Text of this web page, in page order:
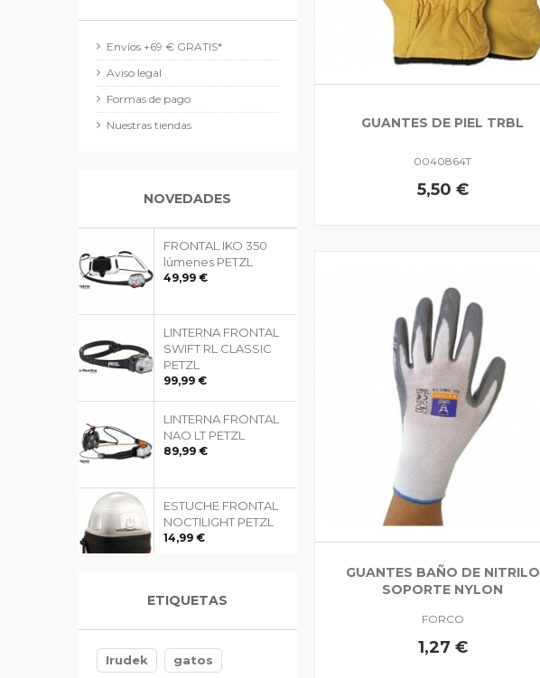
GUANTES DE PIEL TRBL
0040864T
5,50 €
GUANTES BAÑO DE NITRILO
SOPORTE NYLON
FORCO
1,27 €
Envíos +69 € GRATIS*
Aviso legal
Formas de pago
Nuestras tiendas
NOVEDADES
FRONTAL IKO 350
lúmenes PETZL
49,99 €
LINTERNA FRONTAL
SWIFT RL CLASSIC
PETZL
99,99 €
LINTERNA FRONTAL
NAO LT PETZL
89,99 €
ESTUCHE FRONTAL
NOCTILIGHT PETZL
14,99 €
FORESTER'S
ETIQUETAS
Irudek gatos